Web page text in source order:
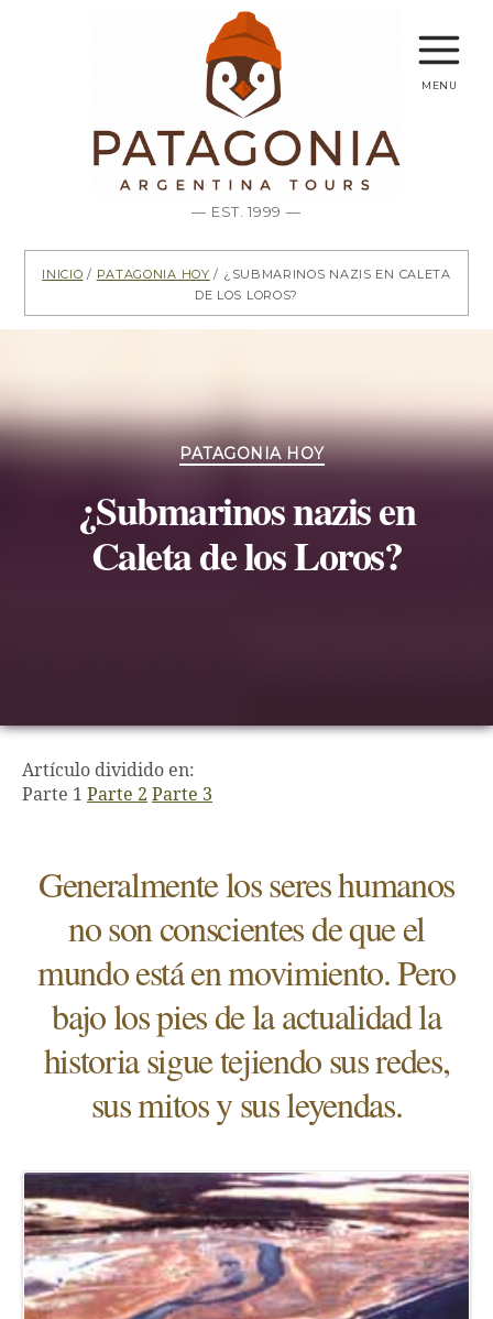
— EST. 1999 —
menu
Inicio / Patagonia hoy / ¿Submarinos nazis en Caleta
de los Loros?
Categorías
PATAGONIA HOY
¿Submarinos nazis en
Caleta de los Loros?
Artículo dividido en:
Parte 1 Parte 2 Parte 3
Generalmente los seres humanos
no son conscientes de que el
mundo está en movimiento. Pero
bajo los pies de la actualidad la
historia sigue tejiendo sus redes,
sus mitos y sus leyendas.